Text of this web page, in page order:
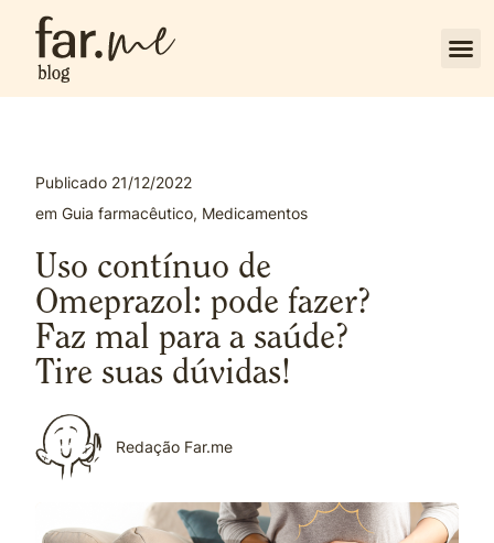
Publicado 21/12/2022
em Guia farmacêutico, Medicamentos
Uso contínuo de
Omeprazol: pode fazer?
Faz mal para a saúde?
Tire suas dúvidas!
Redação Far.me